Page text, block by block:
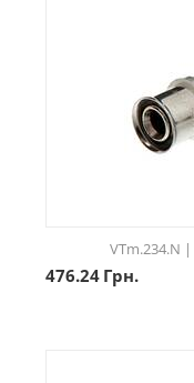
VTm.234.N
476.24 Грн.